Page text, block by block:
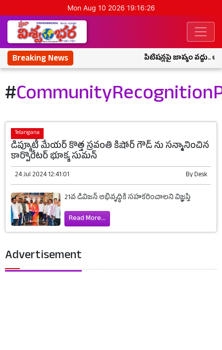
Mon Aug 10 2026 19:16:26
Breaking News పిటిషన్లపై జాప్యం వద్దు..
#
Telangana
డిప్యూటీ మేయర్ కొత్త స్రవంతి కిషోర్ గౌడ్ ను సన్మానించిన
కార్పొరేటర్ భూక్య సుమన్
24 Jul 2024 12:41:01 ByDesk
21వ డివిజన్ అభివృద్ధికి సహకరించాలని విజ్ఞప్తి
Read More...
Advertisement